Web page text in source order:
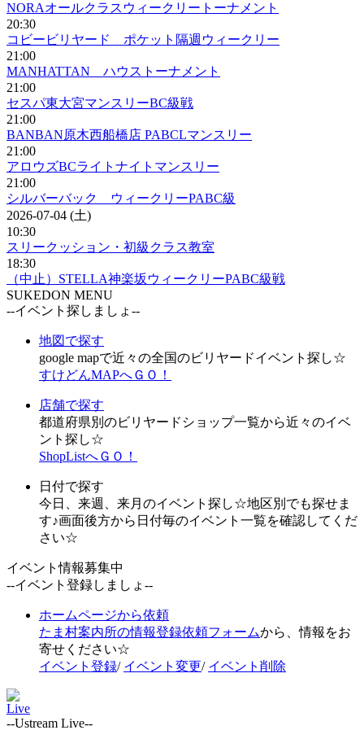
NORAオールクラスウィークリートーナメント
20:30
コビービリヤード ポケット隔週ウィークリー
21:00
MANHATTAN ハウストーナメント
21:00
セスパ東大宮マンスリーBC級戦
21:00
BANBAN原木西船橋店 PABCLマンスリー
21:00
アロウズBCライトナイトマンスリー
21:00
シルバーバック ウィークリーPABC級
2026-07-04 (土)
10:30
スリークッション・初級クラス教室
18:30
（中止）STELLA神楽坂ウィークリーPABC級戦
SUKEDON MENU
--イベント探しましょ--
地図で探す
google mapで近々の全国のビリヤードイベント探し☆
すけどんMAPへＧＯ！
店舗で探す
都道府県別のビリヤードショップ一覧から近々のイベ
ント探し☆
ShopListへＧＯ！
日付で探す
今日、来週、来月のイベント探し☆地区別でも探せま
す♪画面後方から日付毎のイベント一覧を確認してくだ
さい☆
イベント情報募集中
--イベント登録しましょ--
ホームページから依頼
たま村案内所の情報登録依頼フォームから、情報をお
寄せください☆
イベント登録/ イベント変更/ イベント削除
Live
--Ustream Live--